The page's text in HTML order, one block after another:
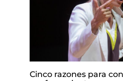
Cinco razones para